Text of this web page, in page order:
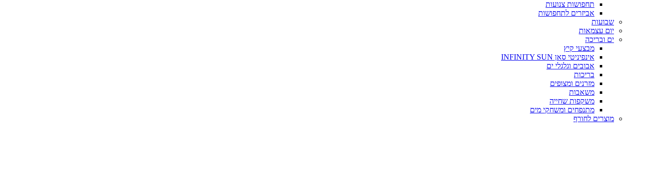
תחפושות צנועות
אביזרים לתחפושות
שבועות
יום עצמאות
ים ובריכה
מבצעי קיץ
אינפיניטי סאן INFINITY SUN
אבובים וגלגלי ים
בריכות
מזרנים ומצופים
משאבות
משקפות שחייה
מתנפחים ומשחקי מים
מוצרים לחורף